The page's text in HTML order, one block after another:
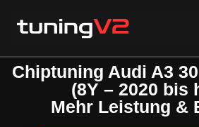
Chiptuning Audi A3
(8Y – 2020 bis
Mehr Leistung &